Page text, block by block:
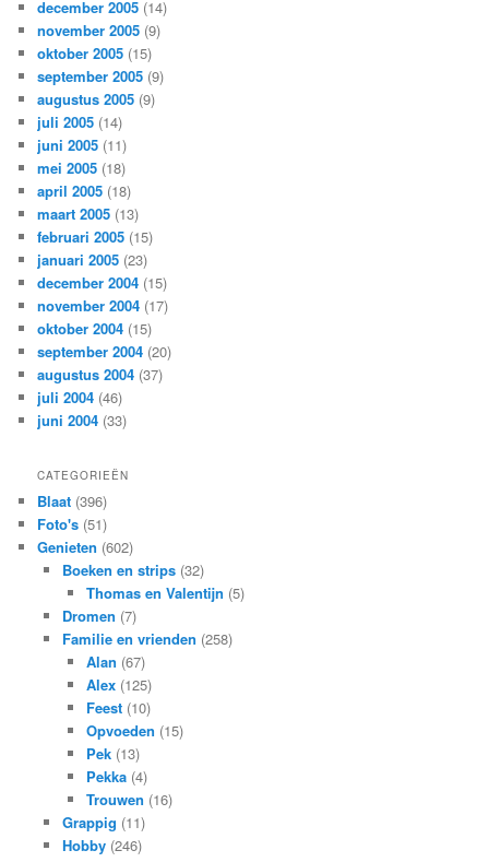
december 2005 (14)
november 2005 (9)
oktober 2005 (15)
september 2005 (9)
augustus 2005 (9)
juli 2005 (14)
juni 2005 (11)
mei 2005 (18)
april 2005 (18)
maart 2005 (13)
februari 2005 (15)
januari 2005 (23)
december 2004 (15)
november 2004 (17)
oktober 2004 (15)
september 2004 (20)
augustus 2004 (37)
juli 2004 (46)
juni 2004 (33)
CATEGORIEËN
Blaat (396)
Foto's (51)
Genieten (602)
Boeken en strips(32)
Thomas en Valentijn (5)
Dromen (7)
Familie en vrienden (258)
Alan (67)
Alex (125)
Feest (10)
Opvoeden (15)
Pek (13)
Pekka (4)
Trouwen (16)
Grappig (11)
Hobby(246)